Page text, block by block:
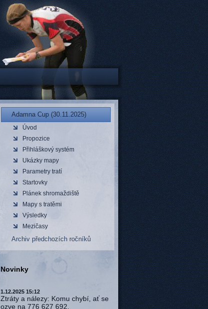
Adamna Cup (30.11.2025)
Úvod
Propozice
Přihláškový systém
Ukázky mapy
Parametry tratí
Startovky
Plánek shromaždiště
Mapy s tratěmi
Výsledky
Mezičasy
Archiv předchozích ročníků
Novinky
1.12.2025 15:12
Ztráty a nálezy: Komu chybí, ať se
ozve na 776 627 692.